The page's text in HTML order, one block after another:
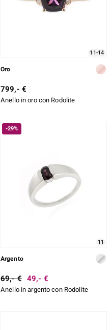
11-14
Oro
799,- €
Anello in oro con Rodolite
-29%
11
Argento
69,- € 49,- €
Anello in argento con Rodolite